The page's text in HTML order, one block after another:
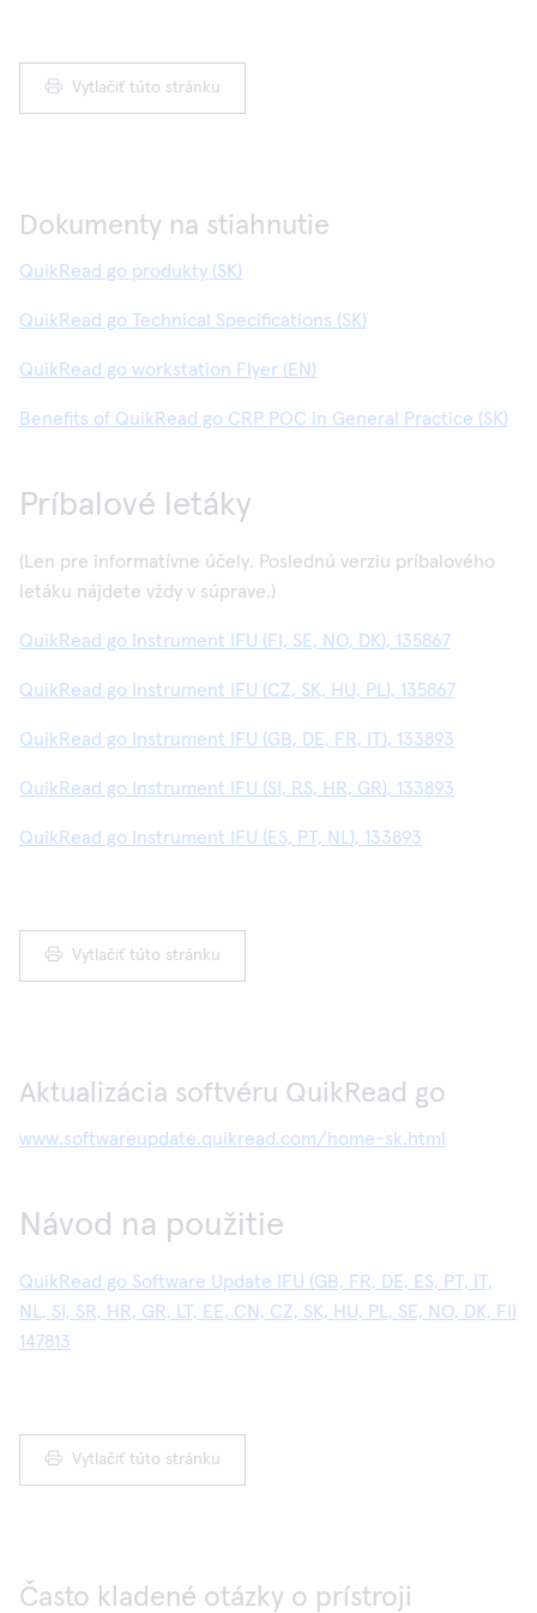
Vytlačiť túto stránku
Dokumenty na stiahnutie
QuikRead go produkty (SK)
QuikRead go Technical Specifications (SK)
QuikRead go workstation Flyer (EN)
Benefits of QuikRead go CRP POC in General Practice (SK)
Príbalové letáky
(Len pre informatívne účely. Poslednú verziu príbalového
letáku nájdete vždy v súprave.)
QuikRead go Instrument IFU (FI, SE, NO, DK), 135867
QuikRead go Instrument IFU (CZ, SK, HU, PL), 135867
QuikRead go Instrument IFU (GB, DE, FR, IT), 133893
QuikRead go Instrument IFU (SI, RS, HR, GR), 133893
QuikRead go Instrument IFU (ES, PT, NL), 133893
Vytlačiť túto stránku
Aktualizácia softvéru QuikRead go
www.softwareupdate.quikread.com/home-sk.html
Návod na použitie
QuikRead go Software Update IFU (GB, FR, DE, ES, PT, IT,
NL, SI, SR, HR, GR, LT, EE, CN, CZ, SK, HU, PL, SE, NO, DK, FI)
147813
Vytlačiť túto stránku
Často kladené otázky o prístroji